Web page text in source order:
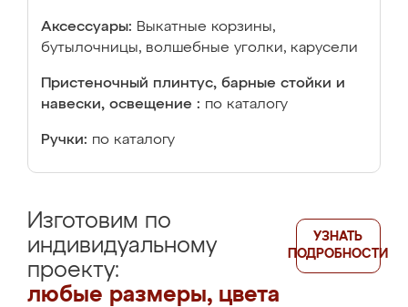
Аксессуары: Выкатные корзины,
бутылочницы, волшебные уголки, карусели
Пристеночный плинтус, барные стойки и
навески, освещение : по каталогу
Ручки: по каталогу
Изготовим по
индивидуальному
проекту:
любые размеры, цвета
УЗНАТЬ
ПОДРОБНОСТИ